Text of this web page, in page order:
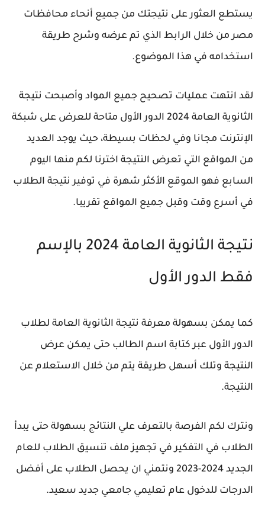
يستطع العثور على نتيجتك من جميع أنحاء محافظات
مصر من خلال الرابط الذي تم عرضه وشرح طريقة
استخدامه في هذا الموضوع.
لقد انتهت عمليات تصحيح جميع المواد وأصبحت نتيجة
الثانوية العامة 2024 الدور الأول متاحة للعرض على شبكة
الإنترنت مجانا وفي لحظات بسيطة، حيث يوجد العديد
من المواقع التي تعرض النتيجة اخترنا لكم منها اليوم
السابع فهو الموقع الأكثر شهرة في توفير نتيجة الطلاب
في أسرع وقت وقبل جميع المواقع تقريبا.
نتيجة الثانوية العامة 2024 بالإسم
فقط الدور الأول
كما يمكن بسهولة معرفة نتيجة الثانوية العامة لطلاب
الدور الأول عبر كتابة اسم الطالب حتى يمكن عرض
النتيجة وتلك أسهل طريقة يتم من خلال الاستعلام عن
النتيجة.
ونترك لكم الفرصة بالتعرف علي النتائج بسهولة حتى يبدأ
الطلاب في التفكير في تجهيز ملف تنسيق الطلاب للعام
الجديد 2024-2023 ونتمني ان يحصل الطلاب على أفضل
الدرجات للدخول عام تعليمي جامعي جديد سعيد.